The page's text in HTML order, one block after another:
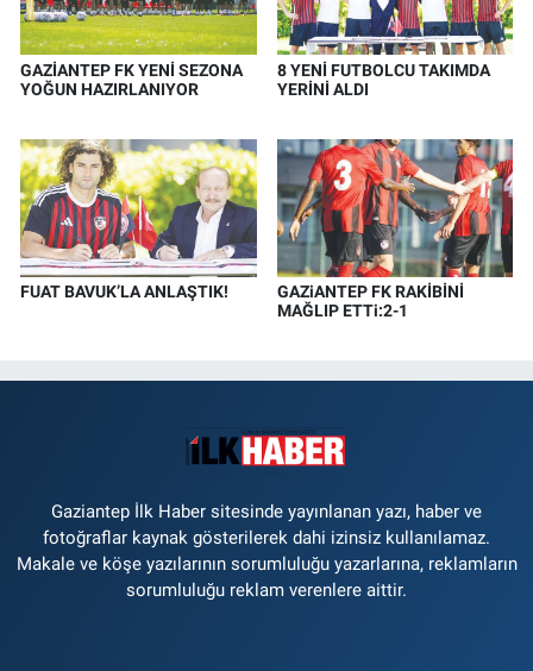
GAZİANTEP FK YENİ SEZONA
YOĞUN HAZIRLANIYOR
8 YENİ FUTBOLCU TAKIMDA
YERİNİ ALDI
FUAT BAVUK’LA ANLAŞTIK!
GAZiANTEP FK RAKİBİNİ
MAĞLIP ETTi:2-1
Gaziantep İlk Haber sitesinde yayınlanan yazı, haber ve
fotoğraflar kaynak gösterilerek dahi izinsiz kullanılamaz.
Makale ve köşe yazılarının sorumluluğu yazarlarına, reklamların
sorumluluğu reklam verenlere aittir.